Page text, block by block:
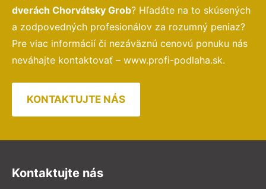
dverách Chorvátsky Grob? Hľadáte na to skúsených
a zodpovedných profesionálov za rozumný peniaz?
Pre viac informácií či nezáväznú cenovú ponuku nás
neváhajte kontaktovať – www.profi-podlaha.sk.
KONTAKTUJTE NÁS
Kontaktujte nás